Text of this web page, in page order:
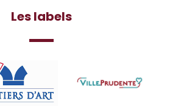
Les labels